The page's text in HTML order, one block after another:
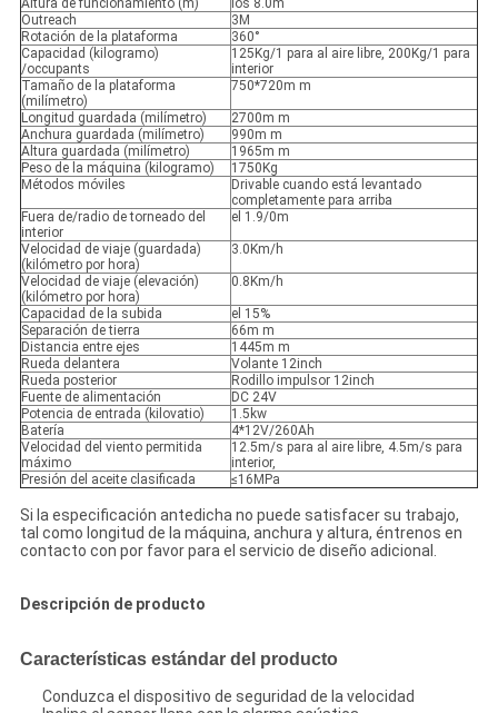
Altura de funcionamiento (m)
los 8.0m
Outreach
3M
Rotación de la plataforma
360°
Capacidad (kilogramo)
/occupants
125Kg/1 para al aire libre, 200Kg/1 para
interior
Tamaño de la plataforma
(milímetro)
750*720m m
Longitud guardada (milímetro)
2700m m
Anchura guardada (milímetro)
990m m
Altura guardada (milímetro)
1965m m
Peso de la máquina (kilogramo)
1750Kg
Métodos móviles
Drivable cuando está levantado
completamente para arriba
Fuera de/radio de torneado del
interior
el 1.9/0m
Velocidad de viaje (guardada)
(kilómetro por hora)
3.0Km/h
Velocidad de viaje (elevación)
(kilómetro por hora)
0.8Km/h
Capacidad de la subida
el 15%
Separación de tierra
66m m
Distancia entre ejes
1445m m
Rueda delantera
Volante 12inch
Rueda posterior
Rodillo impulsor 12inch
Fuente de alimentación
DC 24V
Potencia de entrada (kilovatio)
1.5kw
Batería
4*12V/260Ah
Velocidad del viento permitida
máximo
12.5m/s para al aire libre, 4.5m/s para
interior,
Presión del aceite clasificada
≤16MPa
Si la especificación antedicha no puede satisfacer su trabajo,
tal como longitud de la máquina, anchura y altura, éntrenos en
contacto con por favor para el servicio de diseño adicional.
Descripción de producto
Características estándar del producto
Conduzca el dispositivo de seguridad de la velocidad